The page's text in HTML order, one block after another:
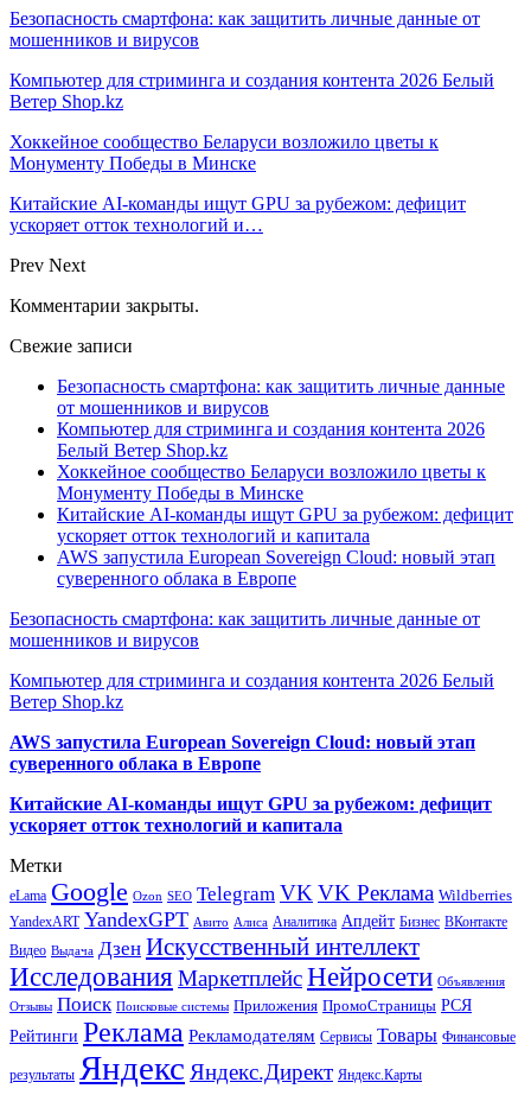
Безопасность смартфона: как защитить личные данные от
мошенников и вирусов
Компьютер для стриминга и создания контента 2026 Белый
Ветер Shop.kz
Хоккейное сообщество Беларуси возложило цветы к
Монументу Победы в Минске
Китайские AI-команды ищут GPU за рубежом: дефицит
ускоряет отток технологий и…
Prev Next
Комментарии закрыты.
Свежие записи
Безопасность смартфона: как защитить личные данные
от мошенников и вирусов
Компьютер для стриминга и создания контента 2026
Белый Ветер Shop.kz
Хоккейное сообщество Беларуси возложило цветы к
Монументу Победы в Минске
Китайские AI-команды ищут GPU за рубежом: дефицит
ускоряет отток технологий и капитала
AWS запустила European Sovereign Cloud: новый этап
суверенного облака в Европе
Безопасность смартфона: как защитить личные данные от
мошенников и вирусов
Компьютер для стриминга и создания контента 2026 Белый
Ветер Shop.kz
AWS запустила European Sovereign Cloud: новый этап
суверенного облака в Европе
Китайские AI-команды ищут GPU за рубежом: дефицит
ускоряет отток технологий и капитала
Метки
eLama Google Ozon SEO Telegram VKVK Реклама Wildberries
YandexART YandexGPT Авито Алиса Аналитика Апдейт Бизнес ВКонтакте
Видео Выдача Дзен Искусственный интеллект
Исследования МаркетплейсНейросети Объявления
Отзывы Поиск Поисковые системы Приложения ПромоСтраницы РСЯ
Рейтинги Реклама Рекламодателям Сервисы Товары Финансовые
результаты Яндекс Яндекс.Директ Яндекс.Карты